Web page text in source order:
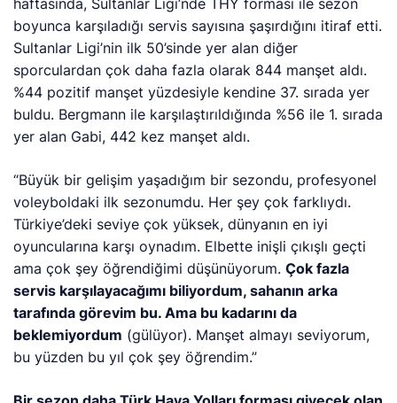
haftasında, Sultanlar Ligi’nde THY forması ile sezon
boyunca karşıladığı servis sayısına şaşırdığını itiraf etti.
Sultanlar Ligi’nin ilk 50’sinde yer alan diğer
sporculardan çok daha fazla olarak 844 manşet aldı.
%44 pozitif manşet yüzdesiyle kendine 37. sırada yer
buldu. Bergmann ile karşılaştırıldığında %56 ile 1. sırada
yer alan Gabi, 442 kez manşet aldı.
“Büyük bir gelişim yaşadığım bir sezondu, profesyonel
voleyboldaki ilk sezonumdu. Her şey çok farklıydı.
Türkiye’deki seviye çok yüksek, dünyanın en iyi
oyuncularına karşı oynadım. Elbette inişli çıkışlı geçti
ama çok şey öğrendiğimi düşünüyorum.Çok fazla
servis karşılayacağımı biliyordum, sahanın arka
tarafında görevim bu. Ama bu kadarını da
beklemiyordum (gülüyor). Manşet almayı seviyorum,
bu yüzden bu yıl çok şey öğrendim.”